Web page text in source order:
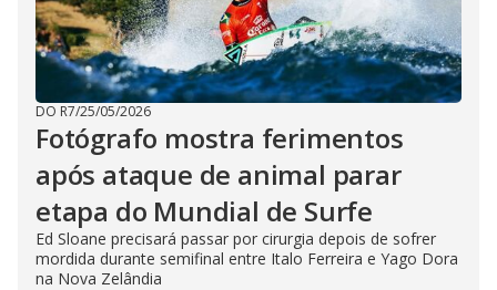
DO R7/25/05/2026
Fotógrafo mostra ferimentos
após ataque de animal parar
etapa do Mundial de Surfe
Ed Sloane precisará passar por cirurgia depois de sofrer
mordida durante semifinal entre Italo Ferreira e Yago Dora
na Nova Zelândia